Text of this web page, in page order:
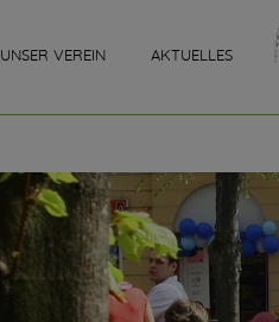
UNSER VEREIN AKTUELLES